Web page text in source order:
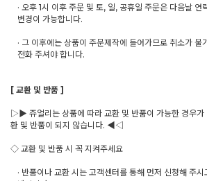
· 오후 1시 이후 주문 및 토, 일, 공휴일 주문은 다음날
변경이 가능합니다.
· 그 이후에는 상품이 주문제작에 들어가므로 취소가 불
전화 주셔야 합니다.
[ 교환 및 반품 ]
▷▶ 쥬얼리는 상품에 따라 교환 및 반품이 가능한 경우가
환 및 반품이 되지 않습니다. ◀◁
◇ 교환 및 반품 시 꼭 지켜주세요
· 반품이나 교환 시는 고객센터를 통해 먼저 신청해 주